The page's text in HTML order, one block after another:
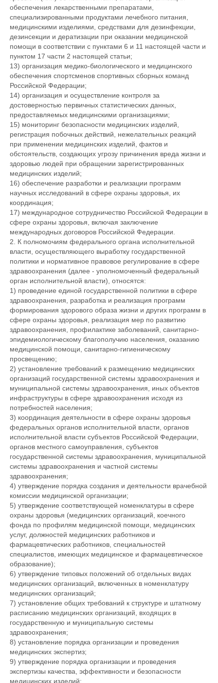
обеспечения лекарственными препаратами,
специализированными продуктами лечебного питания,
медицинскими изделиями, средствами для дезинфекции,
дезинсекции и дератизации при оказании медицинской
помощи в соответствии с пунктами 6 и 11 настоящей части и
пунктом 17 части 2 настоящей статьи;
13) организация медико-биологического и медицинского
обеспечения спортсменов спортивных сборных команд
Российской Федерации;
14) организация и осуществление контроля за
достоверностью первичных статистических данных,
предоставляемых медицинскими организациями;
15) мониторинг безопасности медицинских изделий,
регистрация побочных действий, нежелательных реакций
при применении медицинских изделий, фактов и
обстоятельств, создающих угрозу причинения вреда жизни и
здоровью людей при обращении зарегистрированных
медицинских изделий;
16) обеспечение разработки и реализации программ
научных исследований в сфере охраны здоровья, их
координация;
17) международное сотрудничество Российской Федерации в
сфере охраны здоровья, включая заключение
международных договоров Российской Федерации.
2. К полномочиям федерального органа исполнительной
власти, осуществляющего выработку государственной
политики и нормативное правовое регулирование в сфере
здравоохранения (далее - уполномоченный федеральный
орган исполнительной власти), относятся:
1) проведение единой государственной политики в сфере
здравоохранения, разработка и реализация программ
формирования здорового образа жизни и других программ в
сфере охраны здоровья, реализация мер по развитию
здравоохранения, профилактике заболеваний, санитарно-
эпидемиологическому благополучию населения, оказанию
медицинской помощи, санитарно-гигиеническому
просвещению;
2) установление требований к размещению медицинских
организаций государственной системы здравоохранения и
муниципальной системы здравоохранения, иных объектов
инфраструктуры в сфере здравоохранения исходя из
потребностей населения;
3) координация деятельности в сфере охраны здоровья
федеральных органов исполнительной власти, органов
исполнительной власти субъектов Российской Федерации,
органов местного самоуправления, субъектов
государственной системы здравоохранения, муниципальной
системы здравоохранения и частной системы
здравоохранения;
4) утверждение порядка создания и деятельности врачебной
комиссии медицинской организации;
5) утверждение соответствующей номенклатуры в сфере
охраны здоровья (медицинских организаций, коечного
фонда по профилям медицинской помощи, медицинских
услуг, должностей медицинских работников и
фармацевтических работников, специальностей
специалистов, имеющих медицинское и фармацевтическое
образование);
6) утверждение типовых положений об отдельных видах
медицинских организаций, включенных в номенклатуру
медицинских организаций;
7) установление общих требований к структуре и штатному
расписанию медицинских организаций, входящих в
государственную и муниципальную системы
здравоохранения;
8) установление порядка организации и проведения
медицинских экспертиз;
9) утверждение порядка организации и проведения
экспертизы качества, эффективности и безопасности
медицинских изделий;